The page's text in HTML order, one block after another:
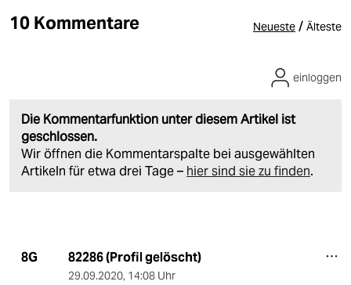
10 Kommentare Neueste / Älteste
Die Kommentarfunktion unter diesem Artikel ist
geschlossen.
Wir öffnen die Kommentarspalte bei ausgewählten
Artikeln für etwa drei Tage – hier sind sie zu finden.
einloggen
8G 82286 (Profil gelöscht)
29.09.2020, 14:08 Uhr